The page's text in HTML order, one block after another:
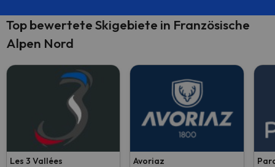
Top bewertete Skigebiete in Französische
Alpen Nord
Les 3 Vallées Avoriaz